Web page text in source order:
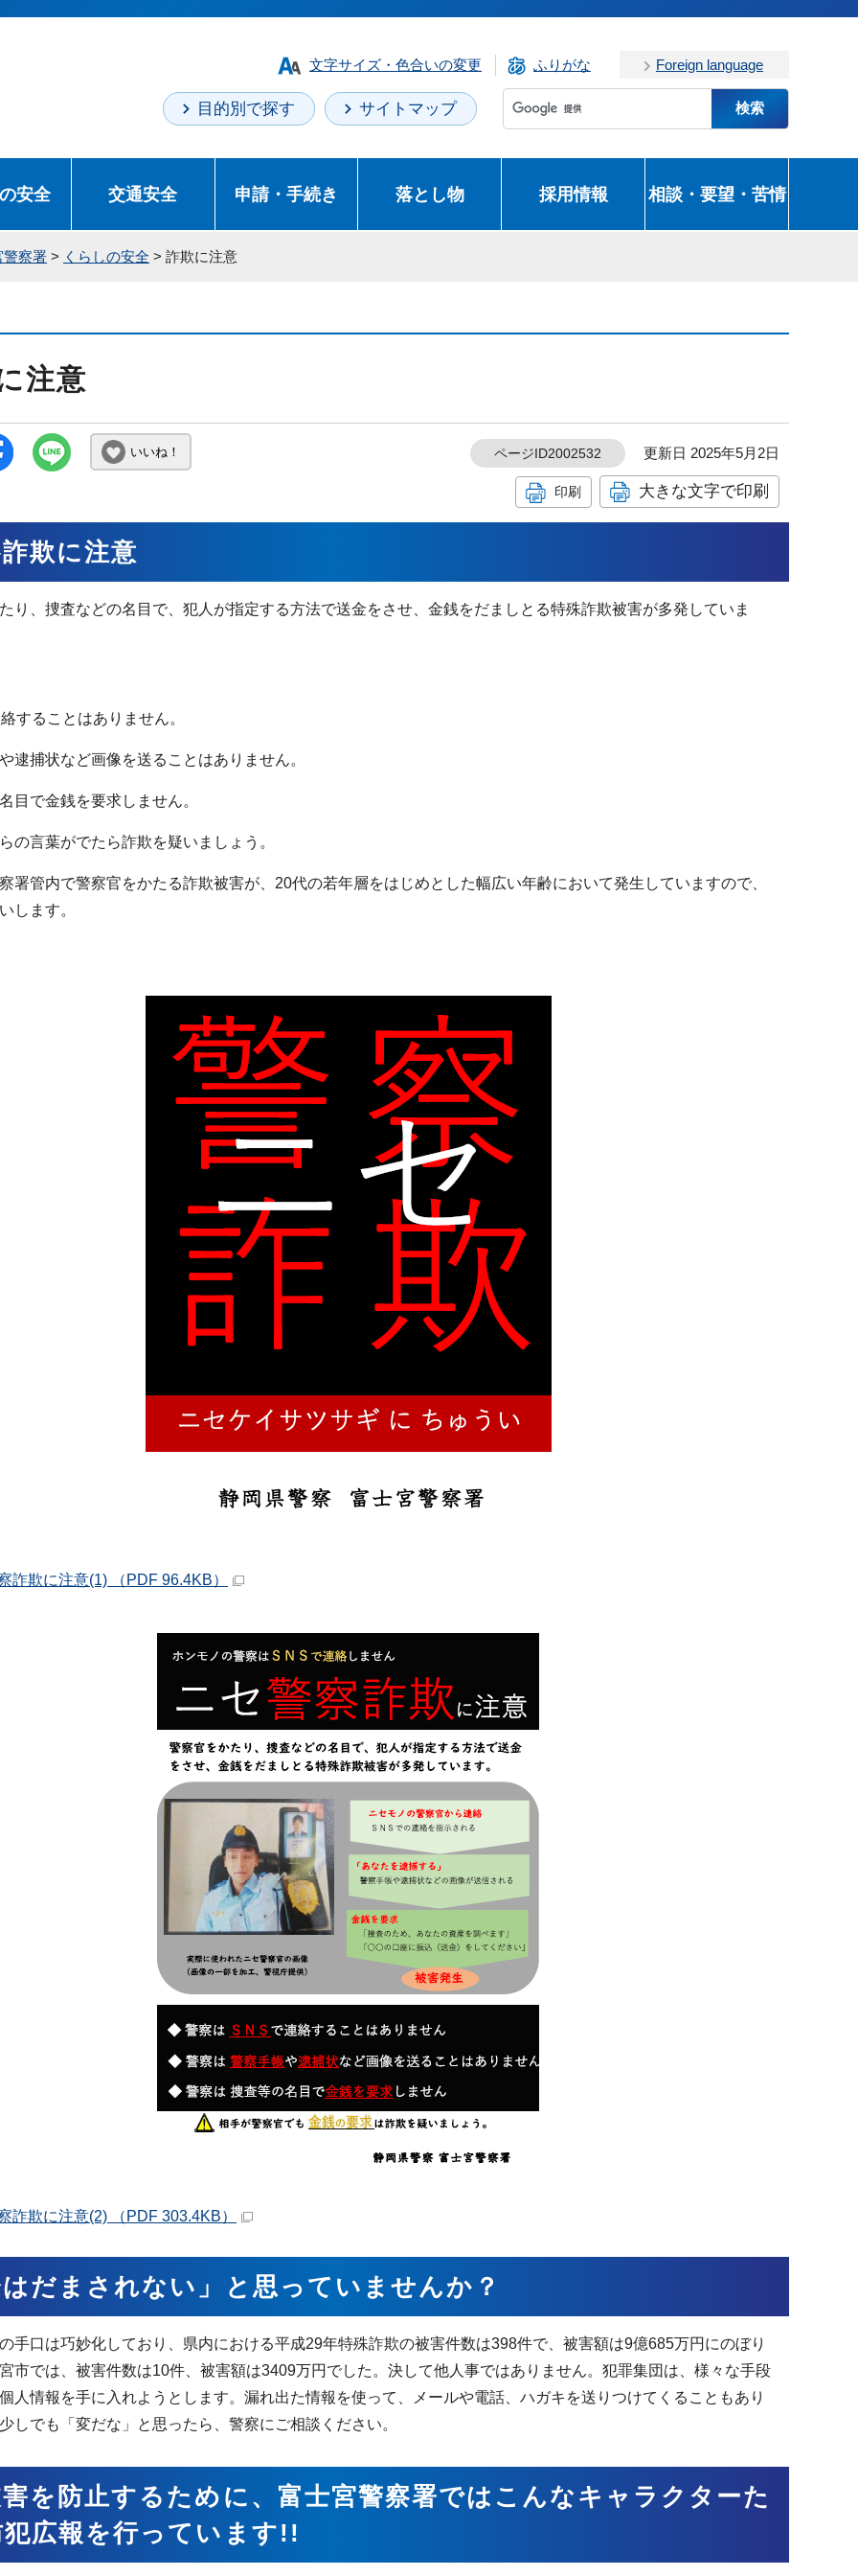
文字サイズ・色合いの変更 ふりがな Foreign language
目的別で探す サイトマップ
安全 交通安全 申請・手続き 落とし物 採用情報 相談・要望・苦情
警察署 > くらしの安全 > 詐欺に注意
注意
いいね！ ページID2002532 更新日 2025年5月2日
印刷 大きな文字で印刷
欺に注意
り、捜査などの名目で、犯人が指定する方法で送金をさせ、金銭をだましとる特殊詐欺被害が多発していま
することはありません。
逮捕状など画像を送ることはありません。
目で金銭を要求しません。
の言葉がでたら詐欺を疑いましょう。
管内で警察官をかたる詐欺被害が、20代の若年層をはじめとした幅広い年齢において発生していますので、
します。
詐欺に注意(1) （PDF 96.4KB）
詐欺に注意(2) （PDF 303.4KB）
だまされない」と思っていませんか？
手口は巧妙化しており、県内における平成29年特殊詐欺の被害件数は398件で、被害額は9億685万円にのぼり
市では、被害件数は10件、被害額は3409万円でした。決して他人事ではありません。犯罪集団は、様々な手段
人情報を手に入れようとします。漏れ出た情報を使って、メールや電話、ハガキを送りつけてくることもあり
しでも「変だな」と思ったら、警察にご相談ください。
を防止するために、富士宮警察署ではこんなキャラクターた
広報を行っています!!